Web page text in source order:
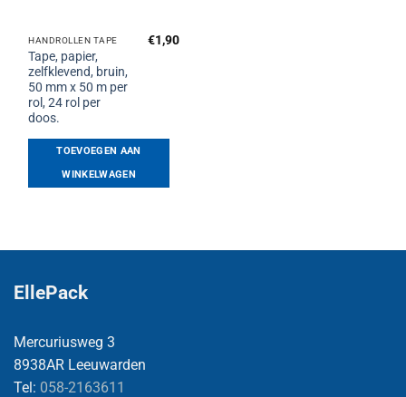
HANDROLLEN TAPE
Tape, papier,
zelfklevend, bruin,
50 mm x 50 m per
rol, 24 rol per
doos.
€1,90
TOEVOEGEN AAN
WINKELWAGEN
EllePack
Mercuriusweg 3
8938AR Leeuwarden
Tel: 058-2163611